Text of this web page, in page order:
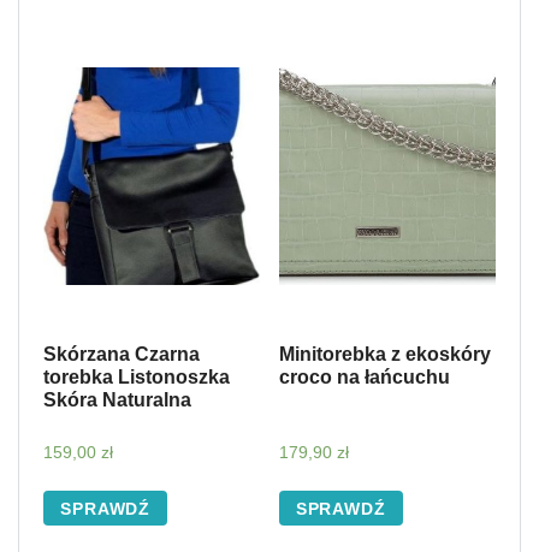
Skórzana Czarna
torebka Listonoszka
Skóra Naturalna
159,00 zł
SPRAWDŹ
Minitorebka z ekoskóry
croco na łańcuchu
179,90 zł
SPRAWDŹ